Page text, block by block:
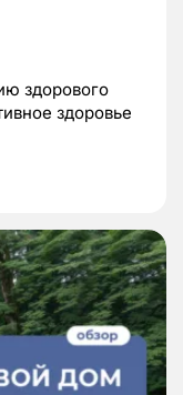
здорового
здоровье